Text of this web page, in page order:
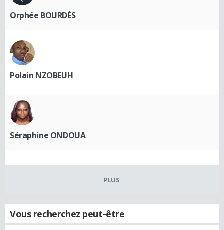
Orphée BOURDÈS
Polain NZOBEUH
Séraphine ONDOUA
PLUS
Vous recherchez peut-être